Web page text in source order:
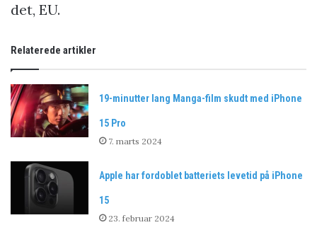
det, EU.
Relaterede artikler
19-minutter lang Manga-film skudt med iPhone
15 Pro
7. marts 2024
Apple har fordoblet batteriets levetid på iPhone
15
23. februar 2024